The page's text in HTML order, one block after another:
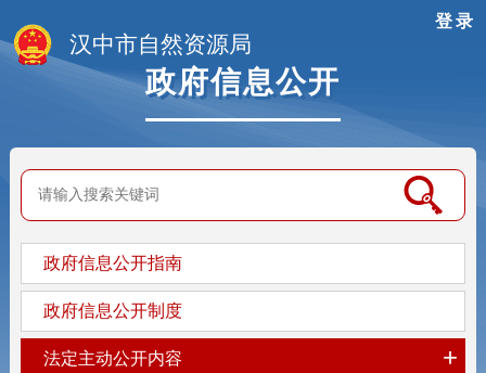
登录
汉中市自然资源局
政府信息公开
政府信息公开指南
政府信息公开制度
法定主动公开内容 +